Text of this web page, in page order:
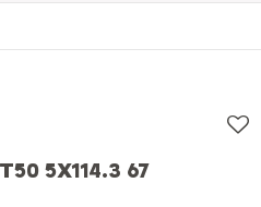
5X114.3 67